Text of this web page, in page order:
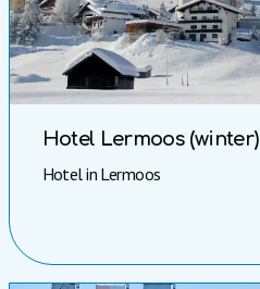
Hotel Lermoos (winter)
Hotel in Lermoos